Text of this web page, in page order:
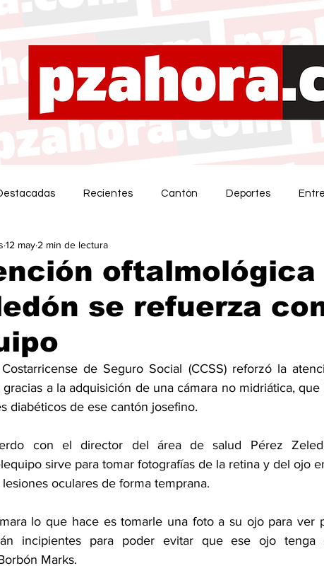
Recientes Cantón Deportes
oftalmológica
se refuerza
12 may 2 min de lectura
de Seguro Social (CCSS) reforzó la
a la adquisición de una cámara no midriática, que
diabéticos de ese cantón josefino.
con el director del área de salud Pérez
sirve para tomar fotografías de la retina y del ojo
oculares de forma temprana.
lo que hace es tomarle una foto a su ojo para ver
incipientes para poder evitar que ese ojo tenga
Marks.